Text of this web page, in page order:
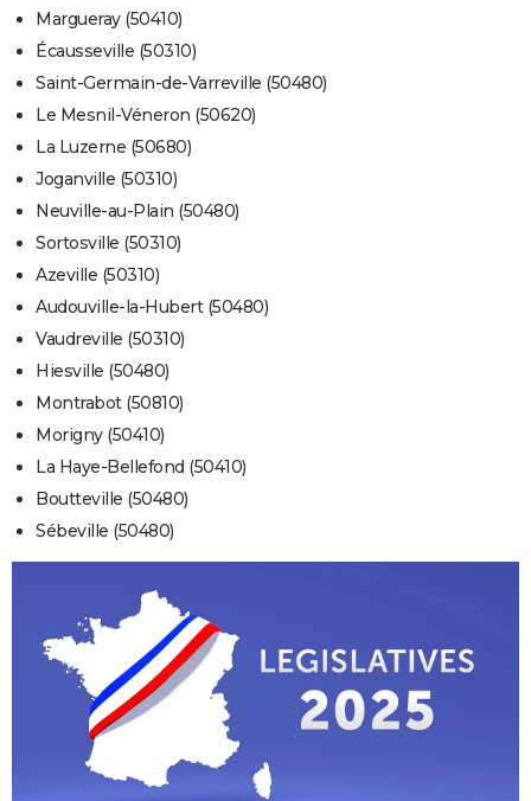
Margueray (50410)
Écausseville (50310)
Saint-Germain-de-Varreville (50480)
Le Mesnil-Véneron (50620)
La Luzerne (50680)
Joganville (50310)
Neuville-au-Plain (50480)
Sortosville (50310)
Azeville (50310)
Audouville-la-Hubert (50480)
Vaudreville (50310)
Hiesville (50480)
Montrabot (50810)
Morigny (50410)
La Haye-Bellefond (50410)
Boutteville (50480)
Sébeville (50480)